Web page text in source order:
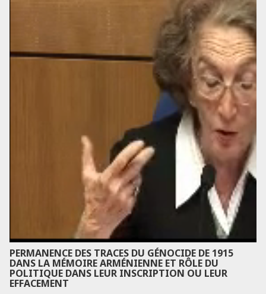
PERMANENCE DES TRACES DU GÉNOCIDE DE 1915
DANS LA MÉMOIRE ARMÉNIENNE ET RÔLE DU
POLITIQUE DANS LEUR INSCRIPTION OU LEUR
EFFACEMENT